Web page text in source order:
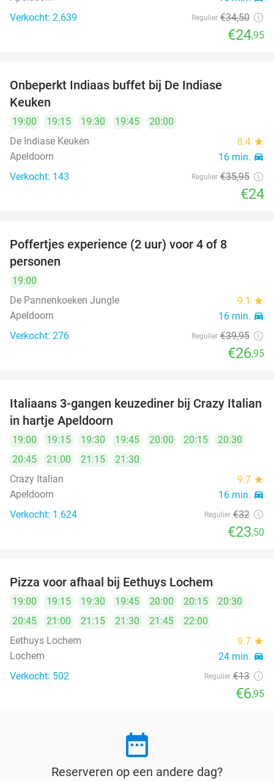
Verkocht: 2.639 Regulier €34,50
€24,95
Onbeperkt Indiaas buffet bij De Indiase
Keuken
19:00 19:15 19:30 19:45
20:00
De Indiase Keuken
8.4 star
Apeldoorn 16 min. directions_car
Verkocht: 143 Regulier €35,95
€24
Poffertjes experience (2 uur) voor 4 of 8
personen
19:00
De Pannenkoeken Jungle
9.1 star
Apeldoorn 16 min. directions_car
Verkocht: 276 Regulier €39,95
€26,95
27%
Italiaans 3-gangen keuzediner bij Crazy Italian
in hartje Apeldoorn
19:00 19:15 19:30 19:45 20:00 20:15
20:30
20:45
21:00 21:15
21:30
Crazy Italian
9.7 star
Apeldoorn 16 min. directions_car
Verkocht: 1.624 Regulier €32
€23,50
Pizza voor afhaal bij Eethuys Lochem
19:00 19:15 19:30 19:45 20:00 20:15
20:30
20:45
21:00 21:15 21:30 21:45
22:00
Eethuys Lochem
9.7 star
Lochem 24 min. directions_car
Verkocht: 502 Regulier €13
€6,95
date_range
Reserveren op een andere dag?